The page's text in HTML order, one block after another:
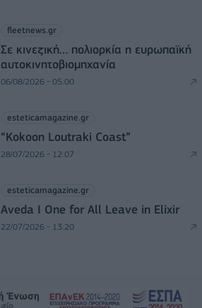
fleetnews.gr
Σε κινεζική… πολιορκία η ευρωπαϊκή
αυτοκινητοβιομηχανία
06/08/2026 - 05:00
esteticamagazine.gr
“Kokoon Loutraki Coast”
28/07/2026 - 12:07
esteticamagazine.gr
Aveda I One for All Leave in Elixir
22/07/2026 - 13:20